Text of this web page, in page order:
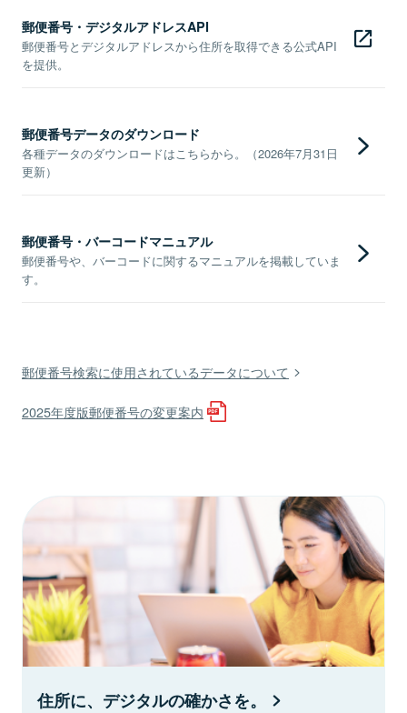
郵便番号・デジタルアドレスAPI
郵便番号とデジタルアドレスから住所を取得できる公式API
を提供。
郵便番号データのダウンロード
各種データのダウンロードはこちらから。（2026年7月31日
更新）
郵便番号・バーコードマニュアル
郵便番号や、バーコードに関するマニュアルを掲載していま
す。
郵便番号検索に使用されているデータについて
2025年度版郵便番号の変更案内
住所に、デジタルの確かさを。